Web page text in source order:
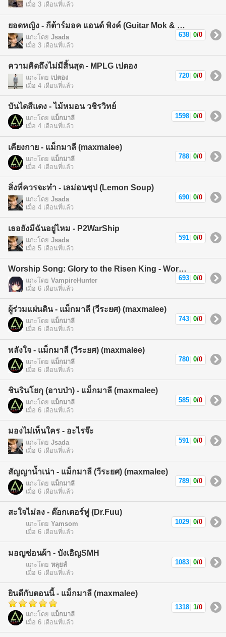
เมื่อ 3 เดือนที่แล้ว
ยอดหญิง - กีต้าร์มอค แอนด์ พิงค์ (Guitar Mok & Pink)
แกะโดย Jsada
เมื่อ 3 เดือนที่แล้ว
638 0/0
ความคิดถึงไม่มีสิ้นสุด - MPLG เปตอง
แกะโดย เปตอง
เมื่อ 4 เดือนที่แล้ว
720 0/0
บันไดสีแดง - ไม้หมอน วชิรวิทย์
แกะโดย แม็กมาลี
เมื่อ 4 เดือนที่แล้ว
1598 0/0
เคียงกาย - แม็กมาลี (maxmalee)
แกะโดย แม็กมาลี
เมื่อ 4 เดือนที่แล้ว
788 0/0
สิ่งที่ควรจะทำ - เลม่อนซุป (Lemon Soup)
แกะโดย Jsada
เมื่อ 4 เดือนที่แล้ว
690 0/0
เธอยังมีฉันอยู่ไหม - P2WarShip
แกะโดย Jsada
เมื่อ 5 เดือนที่แล้ว
591 0/0
Worship Song: Glory to the Risen King - Worship Song
แกะโดย VampireHunter
เมื่อ 6 เดือนที่แล้ว
693 0/0
ผู้ร่วมแผ่นดิน - แม็กมาลี (วีระยศ) (maxmalee)
แกะโดย แม็กมาลี
เมื่อ 6 เดือนที่แล้ว
743 0/0
พลังใจ - แม็กมาลี (วีระยศ) (maxmalee)
แกะโดย แม็กมาลี
เมื่อ 6 เดือนที่แล้ว
780 0/0
ชินรินโยกุ (อาบป่า) - แม็กมาลี (maxmalee)
แกะโดย แม็กมาลี
เมื่อ 6 เดือนที่แล้ว
585 0/0
มองไม่เห็นใคร - อะไรจ๊ะ
แกะโดย Jsada
เมื่อ 6 เดือนที่แล้ว
591 0/0
สัญญาน้ำเน่า - แม็กมาลี (วีระยศ) (maxmalee)
แกะโดย แม็กมาลี
เมื่อ 6 เดือนที่แล้ว
789 0/0
สะใจไม่ลง - ด๊อกเตอร์ฟู (Dr.Fuu)
แกะโดย Yamsom
เมื่อ 6 เดือนที่แล้ว
1029 0/0
มอญซ่อนผ้า - บังเอิญSMH
แกะโดย หลุยส์
เมื่อ 6 เดือนที่แล้ว
1083 0/0
ยินดีกับตอนนี้ - แม็กมาลี (maxmalee)
แกะโดย แม็กมาลี
เมื่อ 6 เดือนที่แล้ว
1318 1/0